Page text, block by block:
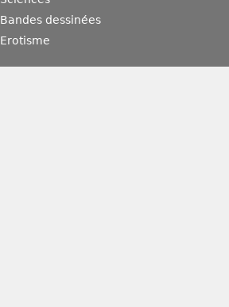
Bandes dessinées
Erotisme